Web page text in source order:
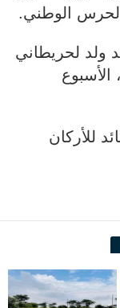
الحرس الوطني.
ولد لحريطاني
الأسبوع
للأركان